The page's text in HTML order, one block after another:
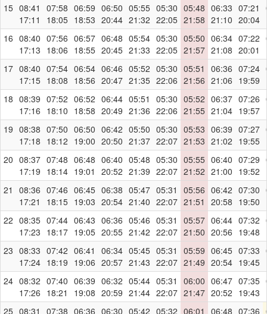
15 08:41
17:11
07:58
18:05
06:59
18:53
06:50
20:44
05:55
21:32
05:30
22:05
05:48
21:58
06:33
21:10
07:21
20:04
16 08:40
17:13
07:56
18:06
06:57
18:55
06:48
20:45
05:54
21:33
05:30
22:05
05:50
21:57
06:34
21:08
07:22
20:01
17 08:40
17:15
07:54
18:08
06:54
18:56
06:46
20:47
05:52
21:35
05:30
22:06
05:51
21:56
06:36
21:06
07:24
19:59
18 08:39
17:16
07:52
18:10
06:52
18:58
06:44
20:49
05:51
21:36
05:30
22:06
05:52
21:55
06:37
21:04
07:26
19:57
19 08:38
17:18
07:50
18:12
06:50
19:00
06:42
20:50
05:50
21:37
05:30
22:07
05:53
21:53
06:39
21:02
07:27
19:55
20 08:37
17:19
07:48
18:14
06:48
19:01
06:40
20:52
05:48
21:39
05:30
22:07
05:55
21:52
06:40
21:00
07:29
19:52
21
08:36
17:21
07:46
18:15
06:45
19:03
06:38
20:54
05:47
21:40
05:31
22:07
05:56
21:51
06:42
20:58
07:30
19:50
22 08:35
17:23
07:44
18:17
06:43
19:05
06:36
20:55
05:46
21:42
05:31
22:07
05:57
21:50
06:44
20:56
07:32
19:48
23 08:33
17:24
07:42
18:19
06:41
19:06
06:34
20:57
05:45
21:43
05:31
22:07
05:59
21:49
06:45
20:54
07:33
19:45
24 08:32
17:26
07:40
18:21
06:39
19:08
06:32
20:59
05:44
21:44
05:31
22:07
06:00
21:47
06:47
20:52
07:35
19:43
25 08:31
07:38 06:36 06:30 05:42 05:32 06:01
06:48 07:36